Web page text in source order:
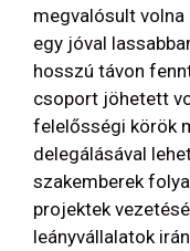
megvalósult
egy jóval
hosszú távon
csoport jöhetett
felelősségi körök
delegálásával
szakemberek
projektek
leányvállalatok